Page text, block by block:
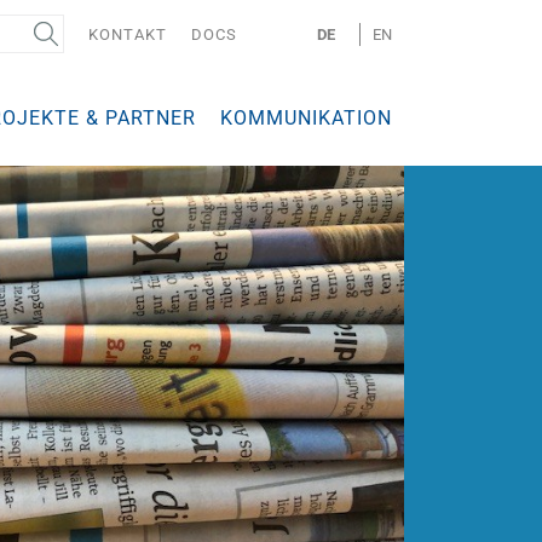
KONTAKT DOCS DE EN
& PARTNER KOMMUNIKATION